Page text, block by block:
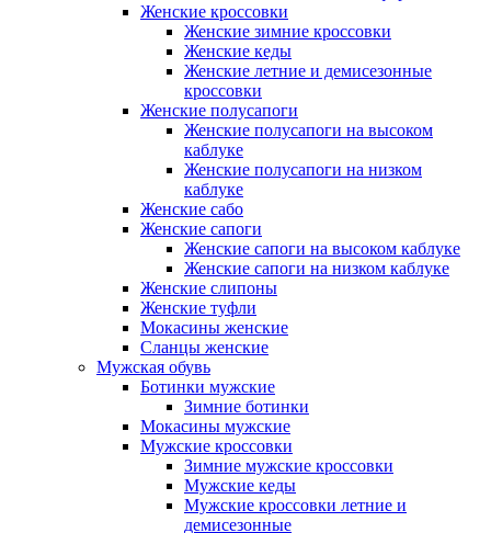
Женские кроссовки
Женские зимние кроссовки
Женские кеды
Женские летние и демисезонные
кроссовки
Женские полусапоги
Женские полусапоги на высоком
каблуке
Женские полусапоги на низком
каблуке
Женские сабо
Женские сапоги
Женские сапоги на высоком каблуке
Женские сапоги на низком каблуке
Женские слипоны
Женские туфли
Мокасины женские
Сланцы женские
Мужская обувь
Ботинки мужские
Зимние ботинки
Мокасины мужские
Мужские кроссовки
Зимние мужские кроссовки
Мужские кеды
Мужские кроссовки летние и
демисезонные